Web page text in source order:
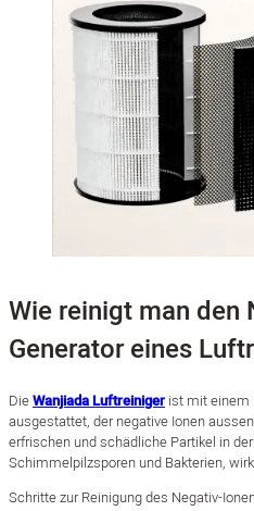
Wie reinigt man den
Generator eines
DieWanjiada Luftreiniger ist mit einem
ausgestattet, der negative Ionen
erfrischen und schädliche Partikel in
Schimmelpilzsporen und Bakterien,
Schritte zur Reinigung des Negativ-